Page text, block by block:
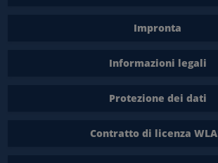
Impronta
Informazioni legali
Protezione dei dati
Contratto di licenza